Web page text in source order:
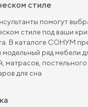
цвета Кровати
Кровати
Кровати
см
стиле
помогут
стиле под ваши
В каталоге СОНУМ
ряд мебели
матрасов,
для сна.